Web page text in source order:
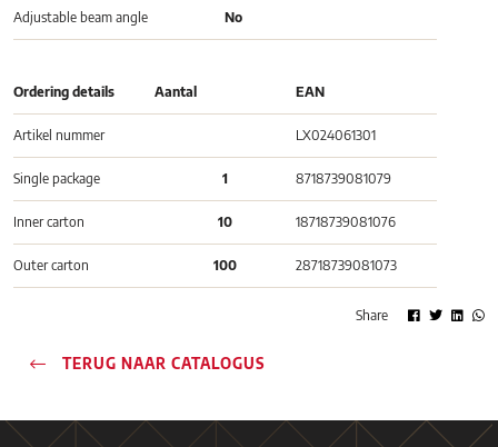
Adjustable beam angle No
Ordering details Aantal EAN
Artikel nummer LX024061301
Single package 1 8718739081079
Inner carton 10 18718739081076
Outer carton 100 28718739081073
Share
TERUG NAAR CATALOGUS